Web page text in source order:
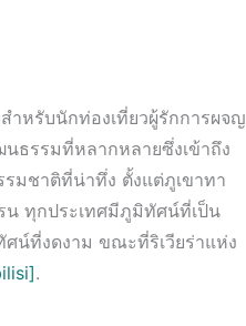
ำหรับนักท่องเที่ยวผู้รักการผจญ
ธรรมที่หลากหลายซึ่งเข้าถึง
มชาติที่น่าทึ่ง ตั้งแต่ภูเขาทา
น ทุกประเทศมีภูมิทัศน์ที่เป็น
น์ที่งดงาม ขณะที่ริเวียร่าแห่ง
.